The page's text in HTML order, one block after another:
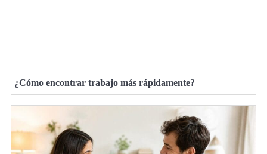
¿Cómo encontrar trabajo más rápidamente?